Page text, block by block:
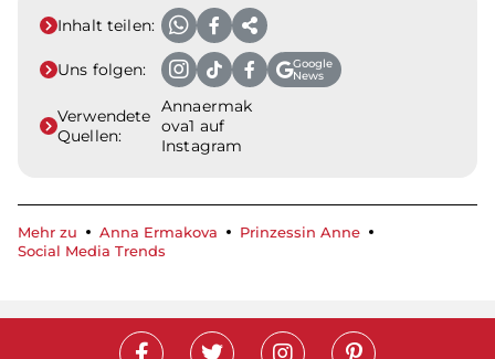
Inhalt teilen:
Uns folgen:
Google
News
Verwendete
Quellen:
Annaermak
ova1 auf
Instagram
Mehr zu Anna Ermakova
Prinzessin Anne
Social Media Trends